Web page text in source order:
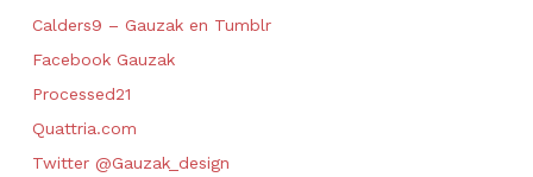
Calders9 – Gauzak en Tumblr
Facebook Gauzak
Processed21
Quattria.com
Twitter @Gauzak_design